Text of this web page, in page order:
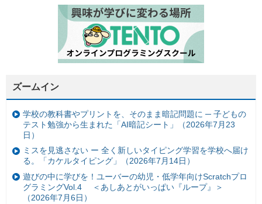
ズームイン
学校の教科書やプリントを、そのまま暗記問題に ─ 子どもの
テスト勉強から生まれた「AI暗記シート」（2026年7月23
日）
ミスを見逃さない ー 全く新しいタイピング学習を学校へ届け
る。「カケルタイピング」（2026年7月14日）
遊びの中に学びを！ユーバーの幼児・低学年向けScratchプロ
グラミングVol.4 ＜あしあとがいっぱい『ループ』＞
（2026年7月6日）